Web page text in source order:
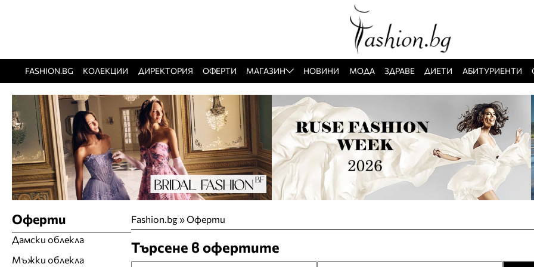
FASHION.BG КОЛЕКЦИИ ДИРЕКТОРИЯ ОФЕРТИ МАГАЗИН НОВИНИ МОДА ЗДРАВЕ ДИЕТИ АБИТУРИЕНТИ
Fashion.bg»Оферти
Търсене в офертите
Оферти
Дамски облекла
Мъжки облекла